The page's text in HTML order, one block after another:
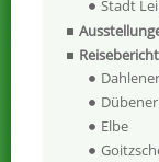
Stadt
Elbe